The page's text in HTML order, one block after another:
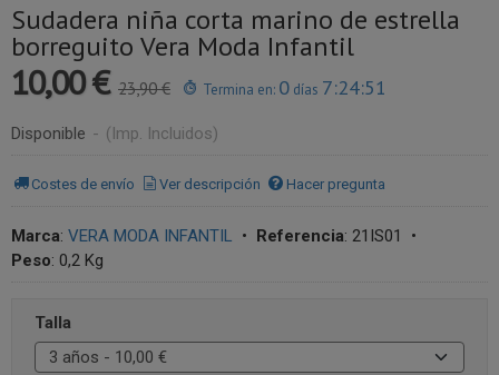
Sudadera niña corta marino de estrella
borreguito Vera Moda Infantil
10,00 € 23,90 € Termina en: 0 días 7:24:51
Disponible - (Imp. Incluidos)
Costes de envío Ver descripción Hacer pregunta
Marca: VERA MODA INFANTIL • Referencia: 21IS01
•
Peso: 0,2 Kg
Talla